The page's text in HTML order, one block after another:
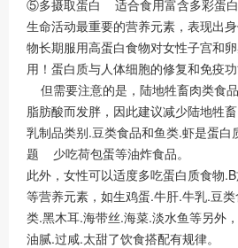
⑤多摄取蛋白 适合食用富含多彩蛋
生命活动最重要的营养元素，表现出
物长期服用高蛋白食物对女性子宫和
用！蛋白质与人体细胞的修复和免疫功
但需要注意的是，陆地牲畜肉类食
脂肪酸而发胖，因此建议减少陆地牲
乳制品类别.豆类食品和鱼类.虾是蛋
题 少吃荷包蛋等油炸食品。
此外，女性可以适度多吃蛋白质食物
等营养元素，如生鸡蛋.牛肝.牛乳.豆
类.黑木耳.海带丝.海菜.淡水鱼等另外
油腻.过咸.太甜了饮食搭配有规律。